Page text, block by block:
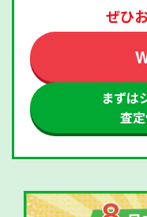
ぜひ
まずは
査